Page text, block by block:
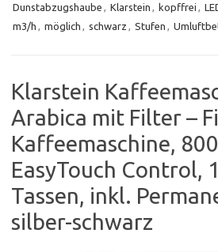
Dunstabzugshaube , Klarstein , kopffrei ,
m3/h , möglich , schwarz , Stufen ,
Klarstein
Arabica mit Filter –
Kaffeemaschine,
EasyTouch Control,
Tassen, inkl.
silber-schwarz